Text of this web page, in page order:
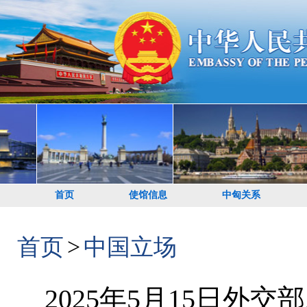
首页 使馆信息 中匈关系
首页>中国立场
2025年5月15日外交